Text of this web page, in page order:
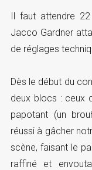
Il faut attendre
Jacco Gardner
de réglages
Dès le début du
deux blocs : ceux
papotant (un
réussi à gâcher
scène, faisant le
raffiné et